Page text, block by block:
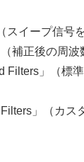
スイープ信号
補正後の周波
Filters」（標
Filters」（カス